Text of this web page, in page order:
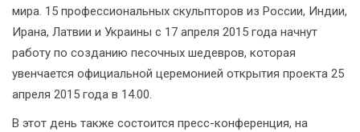
мира. 15 профессиональных скульпторов из России, Индии,
Ирана, Латвии и Украины с 17 апреля 2015 года начнут
работу по созданию песочных шедевров, которая
увенчается официальной церемонией открытия проекта 25
апреля 2015 года в 14.00.
В этот день также состоится пресс-конференция, на